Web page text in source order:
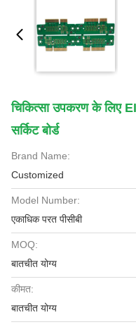
चिकित्सा उपकरण के लिए
सर्किट बोर्ड
Brand Name:
Customized
Model Number:
एकाधिक परत पीसीबी
MOQ:
बातचीत योग्य
कीमत:
बातचीत योग्य